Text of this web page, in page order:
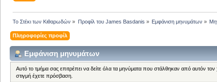
Το Στέκι των Κιθαρωδών » Προφίλ του James Basdanis » Εμφάνιση μηνυμάτων »
Πληροφορίες προφίλ
Εμφάνιση μηνυμάτων
Αυτό το τμήμα σας επιτρέπει να δείτε όλα τα μηνύματα που στάλθηκαν από αυτόν
στιγμή έχετε πρόσβαση.